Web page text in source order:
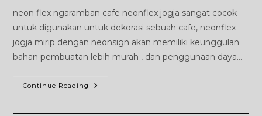
neon flex ngaramban cafe neonflex jogja sangat cocok
untuk digunakan untuk dekorasi sebuah cafe, neonflex
jogja mirip dengan neonsign akan memiliki keunggulan
bahan pembuatan lebih murah , dan penggunaan daya…
Continue Reading NeonFlex